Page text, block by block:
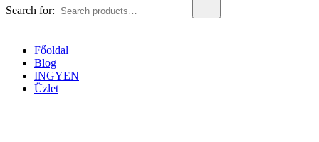
Search for:
Főoldal
Blog
INGYEN
Üzlet